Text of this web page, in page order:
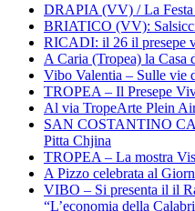
DRAPIA (VV) / La Festa
BRIATICO (VV):
RICADI: il 26 il presepe
A Caria (Tropea) la Casa
Vibo Valentia – Sulle vie
TROPEA – Il Presepe
Al via TropeArte Plein
SAN COSTANTINO
Pitta Chjina
TROPEA – La mostra
A Pizzo celebrata al
VIBO – Si presenta il il
“L’economia della